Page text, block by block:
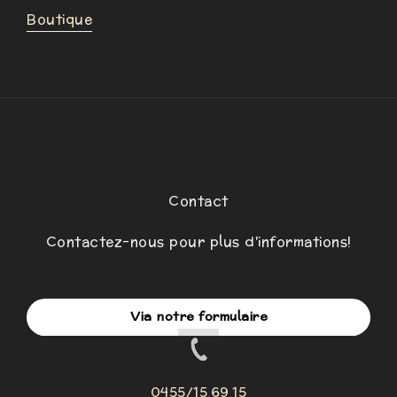
Boutique
Contact
Contactez-nous pour plus d'informations!
Via notre formulaire